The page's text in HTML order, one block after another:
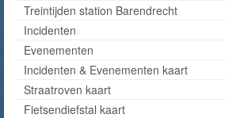
Treintijden station Barendrecht
Incidenten
Evenementen
Incidenten & Evenementen kaart
Straatroven kaart
Fietsendiefstal kaart